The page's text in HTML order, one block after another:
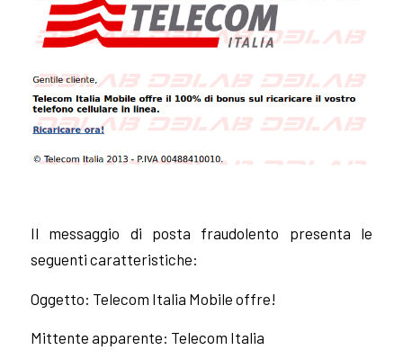
Il messaggio di posta fraudolento presenta le
seguenti caratteristiche:
Oggetto: Telecom Italia Mobile offre!
Mittente apparente: Telecom Italia